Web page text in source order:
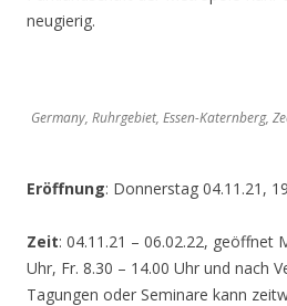
neugierig.
Germany, Ruhrgebiet, Essen-Katernberg,
Eröffnung: Donnerstag 04.11.21,
Zeit: 04.11.21 – 06.02.22, geöffnet
Uhr, Fr. 8.30 – 14.00 Uhr und nach
Tagungen oder Seminare kann